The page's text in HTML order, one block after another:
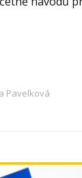
Pavelková